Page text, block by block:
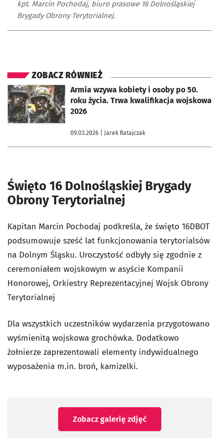
kpt. Marcin Pochodaj, biuro prasowe 16 Dolnośląskiej
Brygady Obrony Terytorialnej.
ZOBACZ RÓWNIEŻ
Armia wzywa kobiety i osoby po 50.
roku życia. Trwa kwalifikacja wojskowa
2026
09.03.2026 | Jarek Ratajczak
otworzy się w nowej karcie
Święto 16 Dolnośląskiej Brygady
Obrony Terytorialnej
Kapitan Marcin Pochodaj podkreśla, że święto 16DBOT
podsumowuje sześć lat funkcjonowania terytorialsów
na Dolnym Śląsku. Uroczystość odbyły się zgodnie z
ceremoniałem wojskowym w asyście Kompanii
Honorowej, Orkiestry Reprezentacyjnej Wojsk Obrony
Terytorialnej
Dla wszystkich uczestników wydarzenia przygotowano
wyśmienitą wojskowa grochówka. Dodatkowo
żołnierze zaprezentowali elementy indywidualnego
wyposażenia m.in. broń, kamizelki.
Zobacz galerię zdjęć